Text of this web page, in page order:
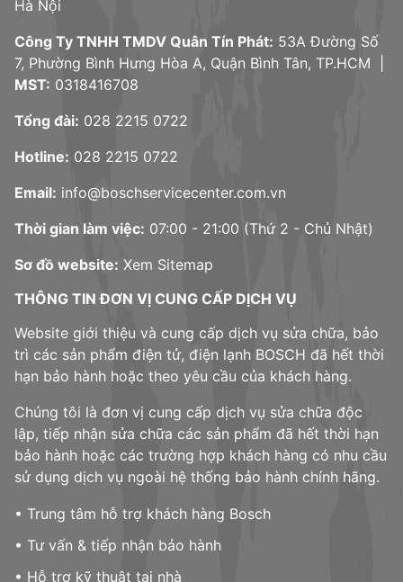
Hà Nội
Công Ty TNHH TMDV Quân Tín Phát: 53A Đường Số
7, Phường Bình Hưng Hòa A, Quận Bình Tân, TP.HCM |
MST: 0318416708
Tổng đài: 028 2215 0722
Hotline: 028 2215 0722
Email: info@boschservicecenter.com.vn
Thời gian làm việc: 07:00 - 21:00 (Thứ 2 - Chủ Nhật)
Sơ đồ website: Xem Sitemap
THÔNG TIN ĐƠN VỊ CUNG CẤP DỊCH VỤ
Website giới thiệu và cung cấp dịch vụ sửa chữa, bảo
trì các sản phẩm điện tử, điện lạnh BOSCH đã hết thời
hạn bảo hành hoặc theo yêu cầu của khách hàng.
Chúng tôi là đơn vị cung cấp dịch vụ sửa chữa độc
lập, tiếp nhận sửa chữa các sản phẩm đã hết thời hạn
bảo hành hoặc các trường hợp khách hàng có nhu cầu
sử dụng dịch vụ ngoài hệ thống bảo hành chính hãng.
• Trung tâm hỗ trợ khách hàng Bosch
• Tư vấn & tiếp nhận bảo hành
• Hỗ trợ kỹ thuật tại nhà